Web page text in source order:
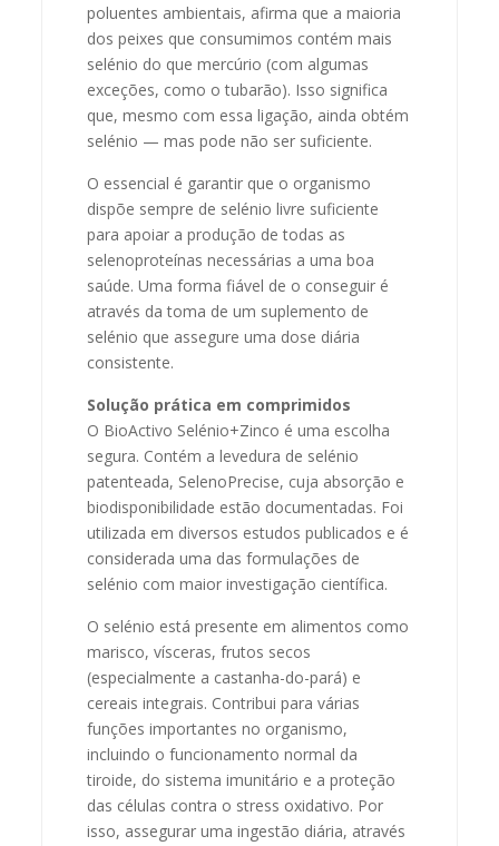
poluentes ambientais, afirma que a maioria
dos peixes que consumimos contém mais
selénio do que mercúrio (com algumas
exceções, como o tubarão). Isso significa
que, mesmo com essa ligação, ainda obtém
selénio — mas pode não ser suficiente.
O essencial é garantir que o organismo
dispõe sempre de selénio livre suficiente
para apoiar a produção de todas as
selenoproteínas necessárias a uma boa
saúde. Uma forma fiável de o conseguir é
através da toma de um suplemento de
selénio que assegure uma dose diária
consistente.
Solução prática em comprimidos
O BioActivo Selénio+Zinco é uma escolha
segura. Contém a levedura de selénio
patenteada, SelenoPrecise, cuja absorção e
biodisponibilidade estão documentadas. Foi
utilizada em diversos estudos publicados e é
considerada uma das formulações de
selénio com maior investigação científica.
O selénio está presente em alimentos como
marisco, vísceras, frutos secos
(especialmente a castanha-do-pará) e
cereais integrais. Contribui para várias
funções importantes no organismo,
incluindo o funcionamento normal da
tiroide, do sistema imunitário e a proteção
das células contra o stress oxidativo. Por
isso, assegurar uma ingestão diária, através